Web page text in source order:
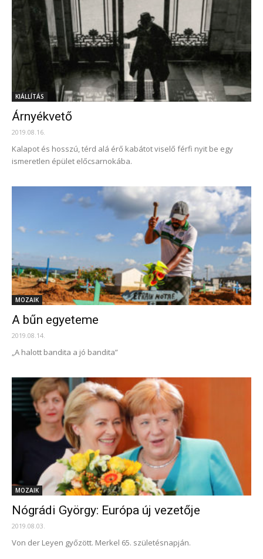
KIÁLLÍTÁS
Árnyékvető
2019.08.16.
Kalapot és hosszú, térd alá érő kabátot viselő férfi nyit be egy
ismeretlen épület előcsarnokába.
MOZAIK
A bűn egyeteme
2019.08.14.
„A halott bandita a jó bandita”
MOZAIK
Nógrádi György: Európa új vezetője
2019.08.03.
Von der Leyen győzött. Merkel 65. születésnapján.